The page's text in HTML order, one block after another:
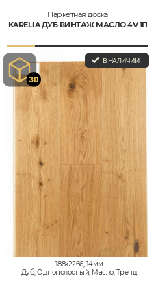
Паркетная доска
KARELIA ДУБ ВИНТАЖ МАСЛО 4V 1П
В НАЛИЧИИ
188x2266, 14мм
Дуб, Однополосный, Масло, Тренд